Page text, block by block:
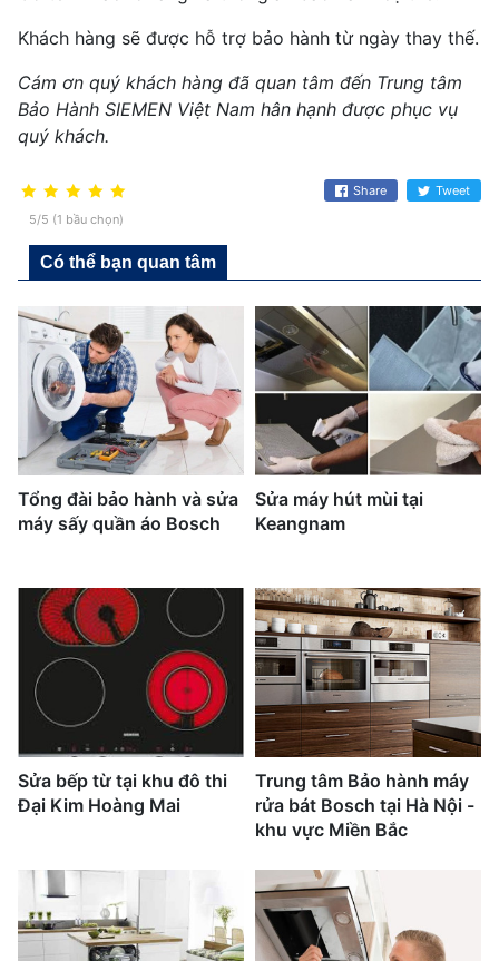
Khách hàng sẽ được hỗ trợ bảo hành từ ngày thay thế.
Cám ơn quý khách hàng đã quan tâm đến Trung tâm
Bảo Hành SIEMEN Việt Nam hân hạnh được phục vụ
quý khách.
5/5 (1 bầu chọn)
Share Tweet
Có thể bạn quan tâm
Tổng đài bảo hành và sửa
máy sấy quần áo Bosch
Sửa máy hút mùi tại
Keangnam
Sửa bếp từ tại khu đô thi
Đại Kim Hoàng Mai
Trung tâm Bảo hành máy
rửa bát Bosch tại Hà Nội -
khu vực Miền Bắc